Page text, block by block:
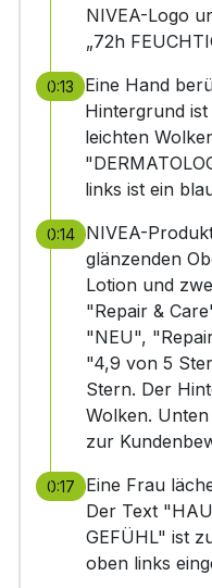
NIVEA-Logo
„72h
0:13
Eine Hand
Hintergrund
leichten
links ist ein
0:14 NIVEA-
glänzenden
Lotion und
"Repair &
"NEU",
"4,9 von 5
Stern. Der
Wolken.
zur
0:17
Eine Frau
Der Text
GEFÜHL" ist
oben links